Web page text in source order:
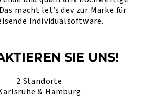
macht let’s dev zur Marke für
Individualsoftware.
SIE UNS!
2 Standorte
& Hamburg